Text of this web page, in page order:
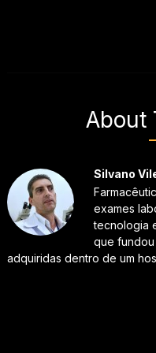
About
Silvano
exames
tecnologia
que
adquiridas dentro de um